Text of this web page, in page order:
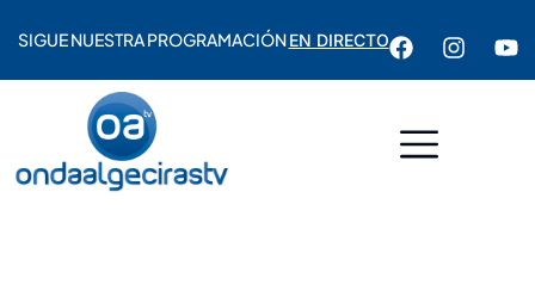
SIGUE NUESTRA PROGRAMACIÓNEN DIRECTO